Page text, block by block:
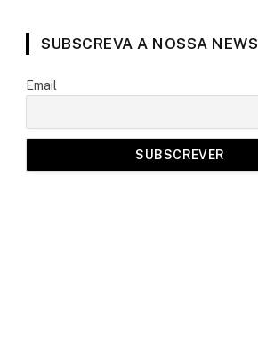
SUBSCREVA A NOSSA
Email